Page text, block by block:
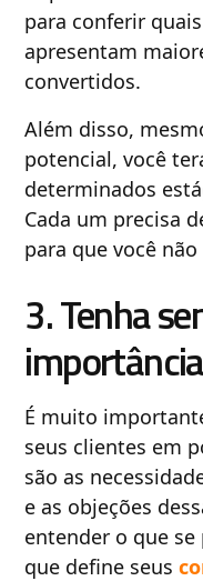
para conferir
apresentam
convertidos.
Além disso,
potencial, você
determinados
Cada um precisa
para que você
3. Tenha
É muito
seus clientes em
são as
e as objeções
entender o que se
que define seus